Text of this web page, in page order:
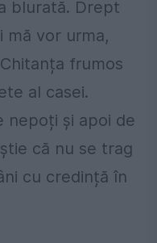
blurată. Drept
mă vor urma,
frumos
al casei.
nepoți și apoi de
că nu se trag
cu credință în